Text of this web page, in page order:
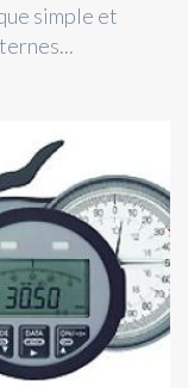
simple et